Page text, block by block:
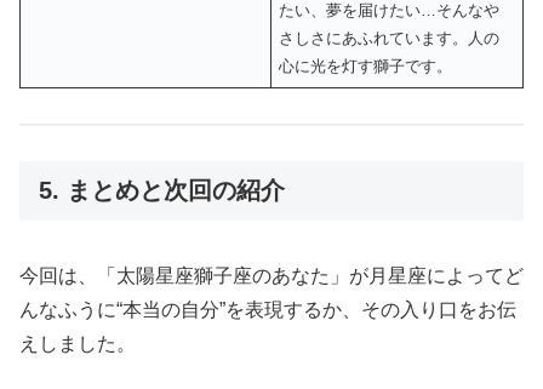
たい、夢を届けたい…そんなや
さしさにあふれています。人の
心に光を灯す獅子です。
5. まとめと次回の紹介
今回は、「太陽星座獅子座のあなた」が月星座によってど
んなふうに“本当の自分”を表現するか、その入り口をお伝
えしました。